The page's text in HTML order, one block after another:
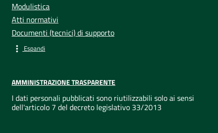
Modulistica
Atti normativi
Documenti (tecnici) di supporto
Espandi
AMMINISTRAZIONE TRASPARENTE
I dati personali pubblicati sono riutilizzabili solo ai sensi
dell'articolo 7 del decreto legislativo 33/2013